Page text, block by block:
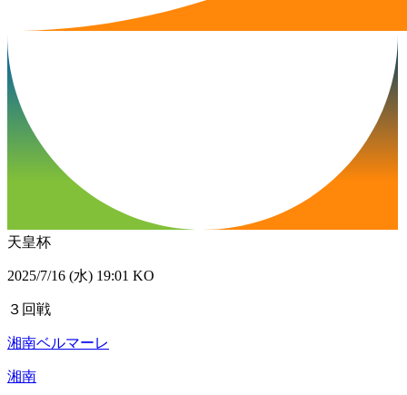
天皇杯
2025/7/16 (水) 19:01 KO
３回戦
湘南ベルマーレ
湘南